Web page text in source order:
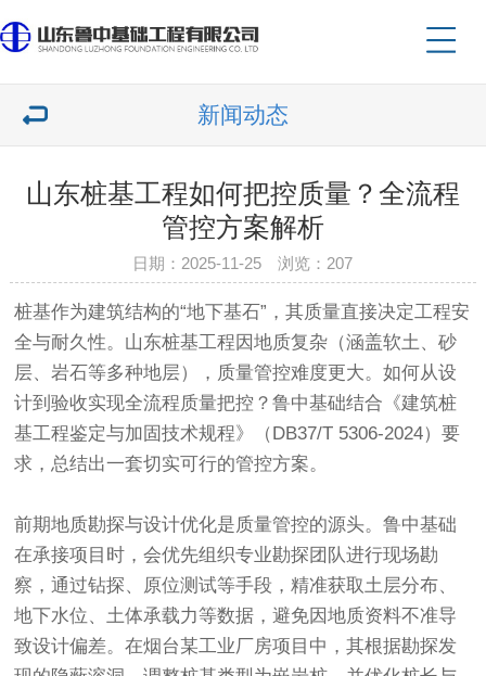
新闻动态
山东桩基工程如何把控质量？全流程
管控方案解析
日期：2025-11-25 浏览：207
桩基作为建筑结构的“地下基石”，其质量直接决定工程安
全与耐久性。 山东桩基工程因地质复杂（涵盖软土、砂
层、岩石等多种地层），质量管控难度更大。如何从设
计到验收实现全流程质量把控？鲁中基础结合《建筑桩
基工程鉴定与加固技术规程》（DB37/T 5306-2024）要
求，总结出一套切实可行的管控方案。
前期地质勘探与设计优化是质量管控的源头。鲁中基础
在承接项目时，会优先组织专业勘探团队进行现场勘
察，通过钻探、原位测试等手段，精准获取土层分布、
地下水位、土体承载力等数据，避免因地质资料不准导
致设计偏差。在烟台某工业厂房项目中，其根据勘探发